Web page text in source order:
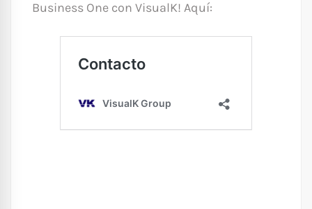
Business One con VisualK! Aquí: